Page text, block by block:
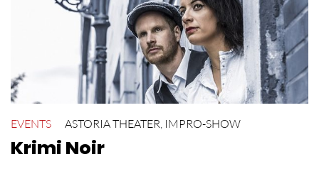
EVENTS ASTORIA THEATER, IMPRO-SHOW
Krimi Noir